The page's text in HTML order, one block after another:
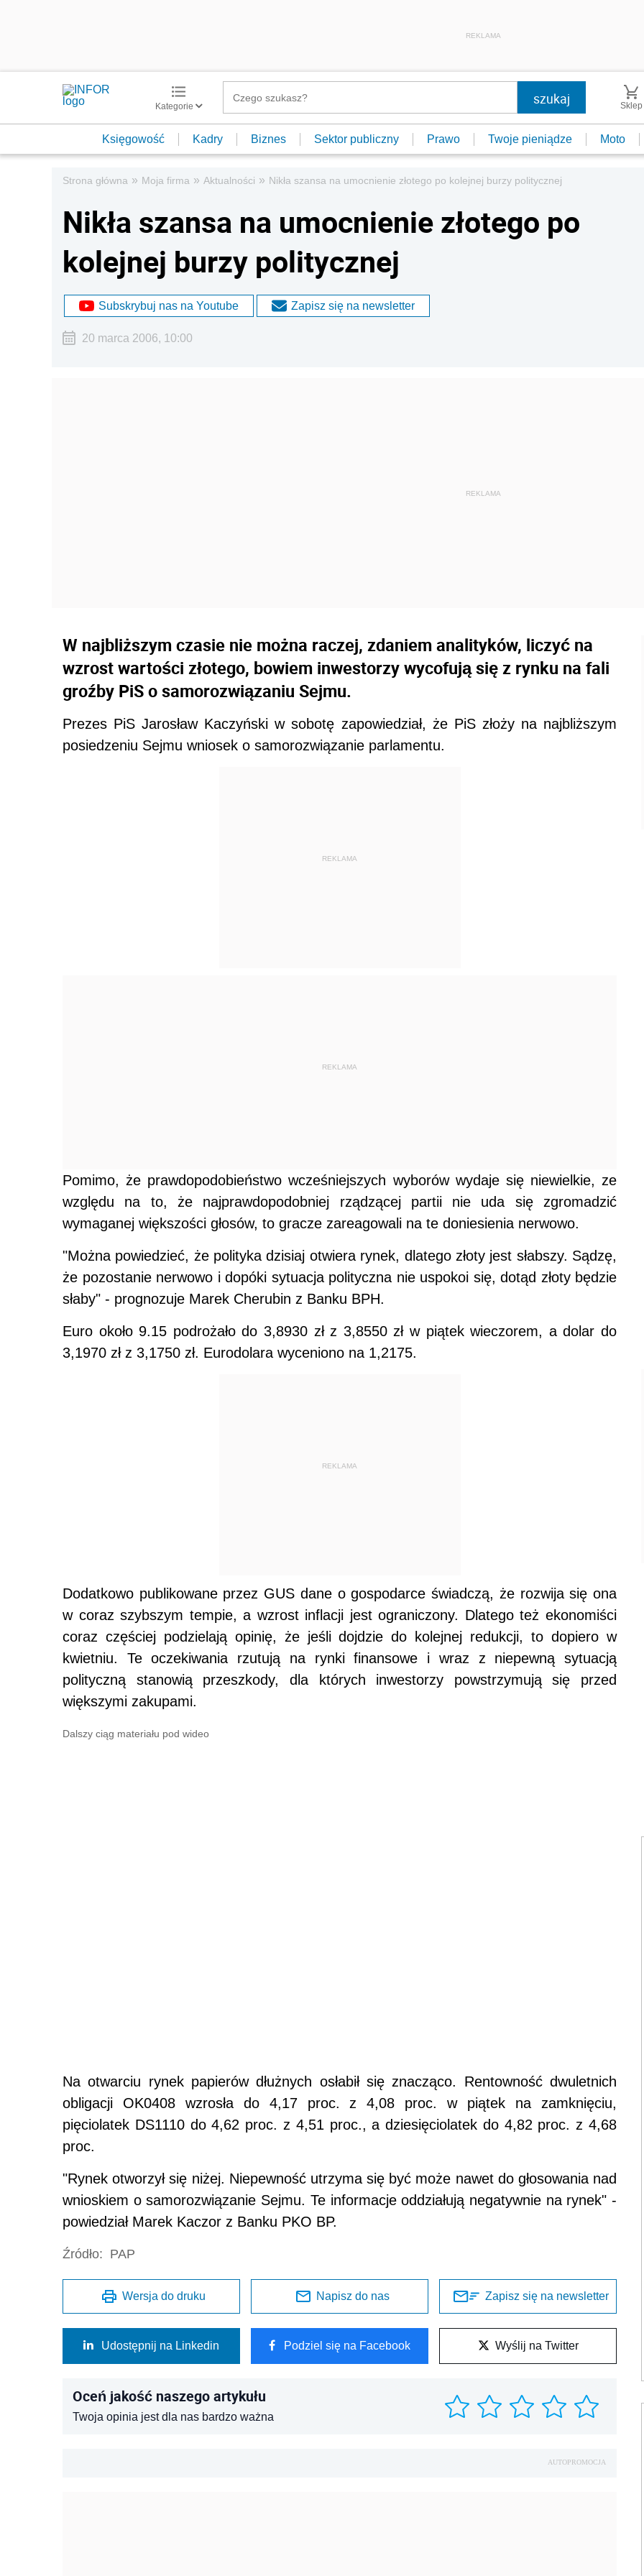
REKLAMA
Kategorie Sklep
Księgowość Kadry Biznes Sektor publiczny Prawo Twoje pieniądze Moto
Strona główna » Moja firma » Aktualności » Nikła szansa na umocnienie złotego po kolejnej burzy politycznej
Nikła szansa na umocnienie złotego po
kolejnej burzy politycznej
Subskrybuj nas na Youtube Zapisz się na newsletter
20 marca 2006, 10:00
W najbliższym czasie nie można raczej, zdaniem analityków, liczyć na
wzrost wartości złotego, bowiem inwestorzy wycofują się z rynku na fali
groźby PiS o samorozwiązaniu Sejmu.
Prezes PiS Jarosław Kaczyński w sobotę zapowiedział, że PiS złoży na najbliższym
posiedzeniu Sejmu wniosek o samorozwiązanie parlamentu.
REKLAMA
REKLAMA
Pomimo, że prawdopodobieństwo wcześniejszych wyborów wydaje się niewielkie, ze
względu na to, że najprawdopodobniej rządzącej partii nie uda się zgromadzić
wymaganej większości głosów, to gracze zareagowali na te doniesienia nerwowo.
"Można powiedzieć, że polityka dzisiaj otwiera rynek, dlatego złoty jest słabszy. Sądzę,
że pozostanie nerwowo i dopóki sytuacja polityczna nie uspokoi się, dotąd złoty będzie
słaby" - prognozuje Marek Cherubin z Banku BPH.
Euro około 9.15 podrożało do 3,8930 zł z 3,8550 zł w piątek wieczorem, a dolar do
3,1970 zł z 3,1750 zł. Eurodolara wyceniono na 1,2175.
REKLAMA
Dodatkowo publikowane przez GUS dane o gospodarce świadczą, że rozwija się ona
w coraz szybszym tempie, a wzrost inflacji jest ograniczony. Dlatego też ekonomiści
coraz częściej podzielają opinię, że jeśli dojdzie do kolejnej redukcji, to dopiero w
kwietniu. Te oczekiwania rzutują na rynki finansowe i wraz z niepewną sytuacją
polityczną stanowią przeszkody, dla których inwestorzy powstrzymują się przed
większymi zakupami.
Dalszy ciąg materiału pod wideo
Na otwarciu rynek papierów dłużnych osłabił się znacząco. Rentowność dwuletnich
obligacji OK0408 wzrosła do 4,17 proc. z 4,08 proc. w piątek na zamknięciu,
pięciolatek DS1110 do 4,62 proc. z 4,51 proc., a dziesięciolatek do 4,82 proc. z 4,68
proc.
"Rynek otworzył się niżej. Niepewność utrzyma się być może nawet do głosowania nad
wnioskiem o samorozwiązanie Sejmu. Te informacje oddziałują negatywnie na rynek" -
powiedział Marek Kaczor z Banku PKO BP.
Źródło: PAP
Wersja do druku Napisz do nas Zapisz się na newsletter
Udostępnij na Linkedin Podziel się na Facebook Wyślij na Twitter
Oceń jakość naszego artykułu
Twoja opinia jest dla nas bardzo ważna
AUTOPROMOCJA